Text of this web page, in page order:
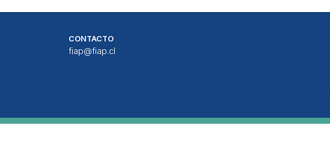
CONTACTO
fiap@fiap.cl